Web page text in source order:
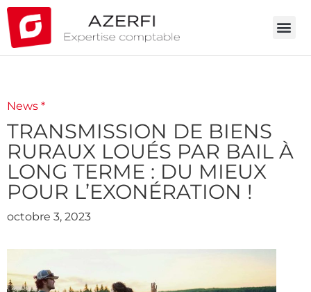
News *
TRANSMISSION DE BIENS
RURAUX LOUÉS PAR BAIL À
LONG TERME : DU MIEUX
POUR L’EXONÉRATION !
octobre 3, 2023